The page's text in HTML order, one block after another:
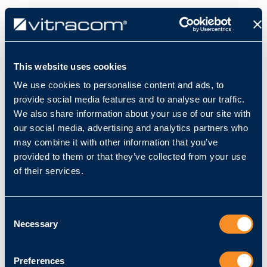
This website uses cookies
We use cookies to personalise content and ads, to
provide social media features and to analyse our traffic.
We also share information about your use of our site with
our social media, advertising and analytics partners who
may combine it with other information that you’ve
provided to them or that they’ve collected from your use
of their services.
Selection
Necessary
Preferences
Komfort-Kaufabwicklung
Du möchtest sicherstellen, dass an
Selbstbedienkassen auch nur Kunden den Laden
verlassen, die tatsächlich den Bezahlvorgang
und dem Kunden damit den maximalen Komfort
bieten? Wir glauben, dass beide Ziele